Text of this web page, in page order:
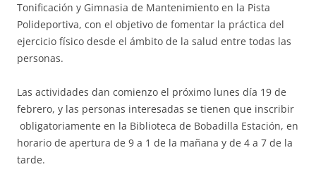
Tonificación y Gimnasia de Mantenimiento en la Pista
Polideportiva, con el objetivo de fomentar la práctica del
ejercicio físico desde el ámbito de la salud entre todas las
personas.
Las actividades dan comienzo el próximo lunes día 19 de
febrero, y las personas interesadas se tienen que inscribir
obligatoriamente en la Biblioteca de Bobadilla Estación, en
horario de apertura de 9 a 1 de la mañana y de 4 a 7 de la
tarde.